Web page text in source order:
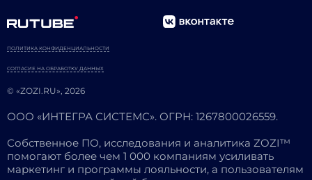
© «ZOZI.RU», 2026
ПОЛИТИКА КОНФИДЕНЦИАЛЬНОСТИ
СОГЛАСИЕ НА ОБРАБОТКУ ДАННЫХ
ООО «ИНТЕГРА СИСТЕМС». ОГРН: 1267800026559.
Собственное ПО, исследования и аналитика ZOZI™
помогают более чем 1 000 компаниям усиливать
маркетинг и программы лояльности, а пользователям